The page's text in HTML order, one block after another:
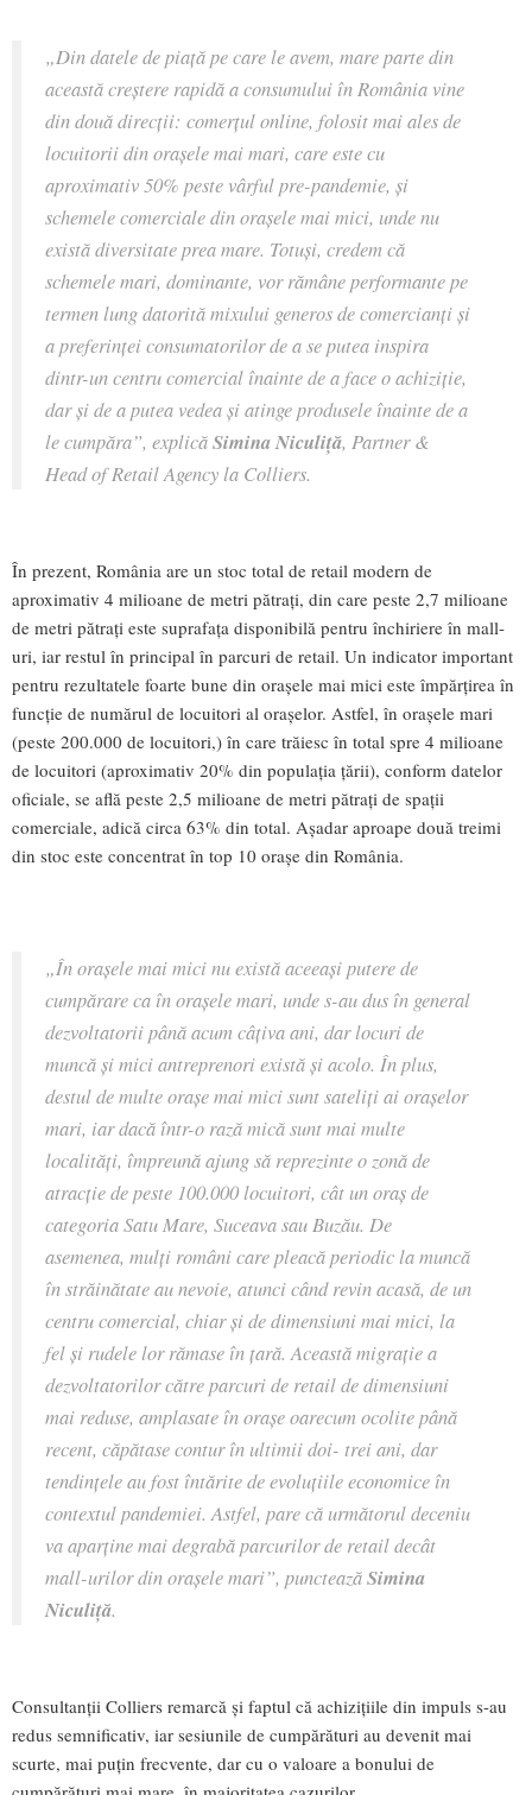
„Din datele de piață pe care le avem, mare parte din
această creștere rapidă a consumului în România vine
din două direcții: comerțul online, folosit mai ales de
locuitorii din orașele mai mari, care este cu
aproximativ 50% peste vârful pre-pandemie, și
schemele comerciale din orașele mai mici, unde nu
există diversitate prea mare. Totuși, credem că
schemele mari, dominante, vor rămâne performante pe
termen lung datorită mixului generos de comercianți și
a preferinței consumatorilor de a se putea inspira
dintr-un centru comercial înainte de a face o achiziție,
dar și de a putea vedea și atinge produsele înainte de a
le cumpăra”, explicăSimina Niculiță, Partner &
Head of Retail Agency la Colliers.
În prezent, România are un stoc total de retail modern de
aproximativ 4 milioane de metri pătrați, din care peste 2,7 milioane
de metri pătrați este suprafața disponibilă pentru închiriere în mall-
uri, iar restul în principal în parcuri de retail. Un indicator important
pentru rezultatele foarte bune din orașele mai mici este împărțirea în
funcție de numărul de locuitori al orașelor. Astfel, în orașele mari
(peste 200.000 de locuitori,) în care trăiesc în total spre 4 milioane
de locuitori (aproximativ 20% din populația țării), conform datelor
oficiale, se află peste 2,5 milioane de metri pătrați de spații
comerciale, adică circa 63% din total. Așadar aproape două treimi
din stoc este concentrat în top 10 orașe din România.
„În orașele mai mici nu există aceeași putere de
cumpărare ca în orașele mari, unde s-au dus în general
dezvoltatorii până acum câțiva ani, dar locuri de
muncă și mici antreprenori există și acolo. În plus,
destul de multe orașe mai mici sunt sateliți ai orașelor
mari, iar dacă într-o rază mică sunt mai multe
localități, împreună ajung să reprezinte o zonă de
atracție de peste 100.000 locuitori, cât un oraș de
categoria Satu Mare, Suceava sau Buzău. De
asemenea, mulți români care pleacă periodic la muncă
în străinătate au nevoie, atunci când revin acasă, de un
centru comercial, chiar și de dimensiuni mai mici, la
fel și rudele lor rămase în țară. Această migrație a
dezvoltatorilor către parcuri de retail de dimensiuni
mai reduse, amplasate în orașe oarecum ocolite până
recent, căpătase contur în ultimii doi- trei ani, dar
tendințele au fost întărite de evoluțiile economice în
contextul pandemiei. Astfel, pare că următorul deceniu
va aparține mai degrabă parcurilor de retail decât
mall-urilor din orașele mari”, puncteazăSimina
Niculiță.
Consultanții Colliers remarcă și faptul că achizițiile din impuls s-au
redus semnificativ, iar sesiunile de cumpărături au devenit mai
scurte, mai puțin frecvente, dar cu o valoare a bonului de